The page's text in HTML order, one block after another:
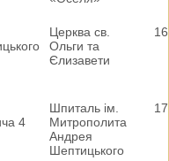
Церква св.
Ольги та
Єлизавети
4
Шпиталь ім.
Митрополита
Андрея
Шептицького